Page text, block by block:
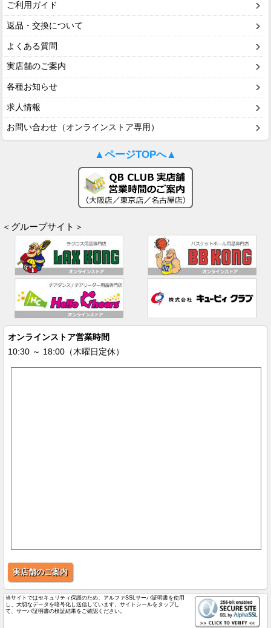
ご利用ガイド
返品・交換について
よくある質問
実店舗のご案内
各種お知らせ
求人情報
お問い合わせ（オンラインストア専用）
▲ページTOPへ▲
＜グループサイト＞
オンラインストア営業時間
10:30 ～ 18:00（木曜日定休）
実店舗のご案内
当サイトではセキュリティ保護のため、アルファSSLサーバ証明書を使用
し、大切なデータを暗号化し送信しています。サイトシールをタップし
て、サーバ証明書の検証結果をご確認ください。